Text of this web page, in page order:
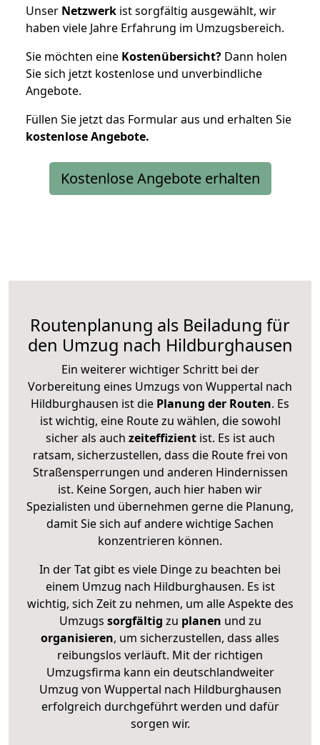
Unser Netzwerk ist sorgfältig ausgewählt, wir
haben viele Jahre Erfahrung im Umzugsbereich.
Sie möchten eine Kostenübersicht? Dann holen
Sie sich jetzt kostenlose und unverbindliche
Angebote.
Füllen Sie jetzt das Formular aus und erhalten Sie
kostenloseAngebote.
Kostenlose Angebote erhalten
Routenplanung als Beiladung für
den Umzug nach Hildburghausen
Ein weiterer wichtiger Schritt bei der
Vorbereitung eines Umzugs von Wuppertal nach
Hildburghausen ist die Planung der Routen. Es
ist wichtig, eine Route zu wählen, die sowohl
sicher als auch zeiteffizientist. Es ist auch
ratsam, sicherzustellen, dass die Route frei von
Straßensperrungen und anderen Hindernissen
ist. Keine Sorgen, auch hier haben wir
Spezialisten und übernehmen gerne die Planung,
damit Sie sich auf andere wichtige Sachen
konzentrieren können.
In der Tat gibt es viele Dinge zu beachten bei
einem Umzug nach Hildburghausen. Es ist
wichtig, sich Zeit zu nehmen, um alle Aspekte des
Umzugs sorgfältig zu planen und zu
organisieren, um sicherzustellen, dass alles
reibungslos verläuft. Mit der richtigen
Umzugsfirma kann ein deutschlandweiter
Umzug von Wuppertal nach Hildburghausen
erfolgreich durchgeführt werden und dafür
sorgen wir.